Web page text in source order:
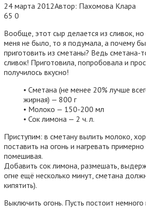
24 марта 2012Автор: Пахомова Клара
65 0
Вообще, этот сыр делается из сливок, но
меня не было, то я подумала, а почему
приготовить из сметаны? Ведь сметана-
сливок! Приготовила, попробовала и
получилось вкусно!
• Сметана (не менее 20% лучше
жирная) — 800 г
• Молоко — 150-200 мл
• Сок лимона — 2 ч. л.
Приступим: в сметану вылить молоко,
поставить на огонь и нагревать
помешивая.
Добавить сок лимона, размешать,
огне ещё несколько минут, сметана
кипятить).
Выключить огонь. Пусть постоит